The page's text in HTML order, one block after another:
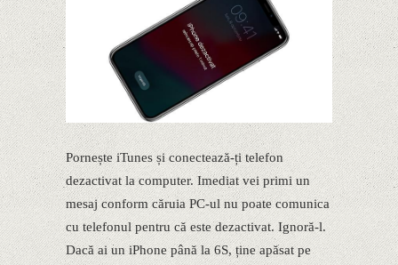
Pornește iTunes și conectează-ți telefon
dezactivat la computer. Imediat vei primi un
mesaj conform căruia PC-ul nu poate comunica
cu telefonul pentru că este dezactivat. Ignoră-l.
Dacă ai un iPhone până la 6S, ține apăsat pe